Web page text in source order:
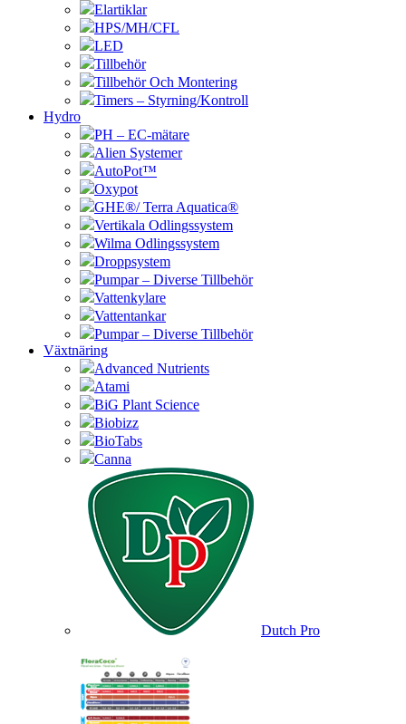
Elartiklar
HPS/MH/CFL
LED
Tillbehör
Tillbehör Och Montering
Timers – Styrning/Kontroll
Hydro
PH – EC-mätare
Alien Systemer
AutoPot™
Oxypot
GHE®/ Terra Aquatica®
Vertikala Odlingssystem
Wilma Odlingssystem
Droppsystem
Pumpar – Diverse Tillbehör
Vattenkylare
Vattentankar
Pumpar – Diverse Tillbehör
Växtnäring
Advanced Nutrients
Atami
BiG Plant Science
Biobizz
BioTabs
Canna
Dutch Pro